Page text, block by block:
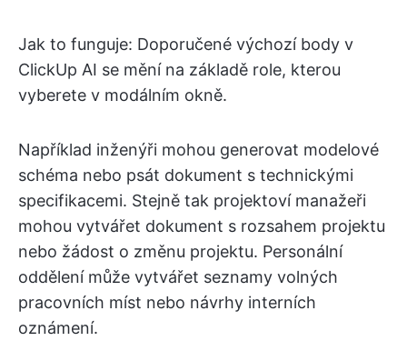
Jak to funguje: Doporučené výchozí body v
ClickUp AI se mění na základě role, kterou
vyberete v modálním okně.
Například inženýři mohou generovat modelové
schéma nebo psát dokument s technickými
specifikacemi. Stejně tak projektoví manažeři
mohou vytvářet dokument s rozsahem projektu
nebo žádost o změnu projektu. Personální
oddělení může vytvářet seznamy volných
pracovních míst nebo návrhy interních
oznámení.